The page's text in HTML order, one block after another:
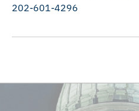
202-601-4296